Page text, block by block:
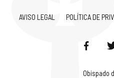
AVISO LEGAL POLÍTICA DE
Obispado